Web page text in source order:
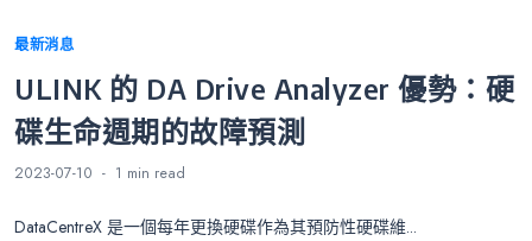
Categories
最新消息
ULINK 的 DA Drive Analyzer 優勢：硬
碟生命週期的故障預測
2023-07-10 1 min read
DataCentreX 是一個每年更換硬碟作為其預防性硬碟維...